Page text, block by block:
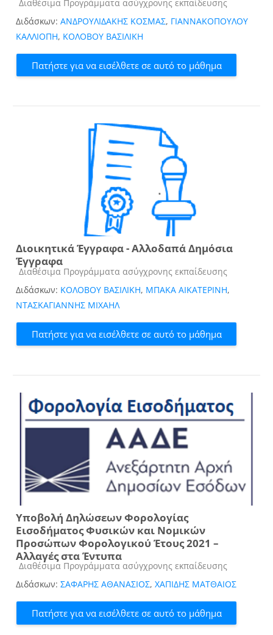
Διαθέσιμα Προγράμματα ασύγχρονης εκπαίδευσης
Διδάσκων: ΑΝΔΡΟΥΛΙΔΑΚΗΣ ΚΟΣΜΑΣ, ΓΙΑΝΝΑΚΟΠΟΥΛΟΥ
ΚΑΛΛΙΟΠΗ, ΚΟΛΟΒΟΥ ΒΑΣΙΛΙΚΗ
Πατήστε για να εισέλθετε σε αυτό το μάθημα
Διοικητικά Έγγραφα - Αλλοδαπά Δημόσια
Έγγραφα
Κατηγορία μαθήματος
Διαθέσιμα Προγράμματα ασύγχρονης εκπαίδευσης
Διδάσκων: ΚΟΛΟΒΟΥ ΒΑΣΙΛΙΚΗ, ΜΠΑΚΑ ΑΙΚΑΤΕΡΙΝΗ,
ΝΤΑΣΚΑΓΙΑΝΝΗΣ ΜΙΧΑΗΛ
Πατήστε για να εισέλθετε σε αυτό το μάθημα
Υποβολή Δηλώσεων Φορολογίας
Εισοδήματος Φυσικών και Νομικών
Προσώπων Φορολογικού Έτους 2021 –
Αλλαγές στα Έντυπα
Κατηγορία μαθήματος
Διαθέσιμα Προγράμματα ασύγχρονης εκπαίδευσης
Διδάσκων: ΣΑΦΑΡΗΣ ΑΘΑΝΑΣΙΟΣ, ΧΑΠΙΔΗΣ ΜΑΤΘΑΙΟΣ
Πατήστε για να εισέλθετε σε αυτό το μάθημα